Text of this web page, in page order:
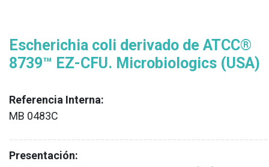
Escherichia coli derivado de ATCC®
8739™ EZ-CFU. Microbiologics (USA)
Referencia Interna:
MB 0483C
Presentación: